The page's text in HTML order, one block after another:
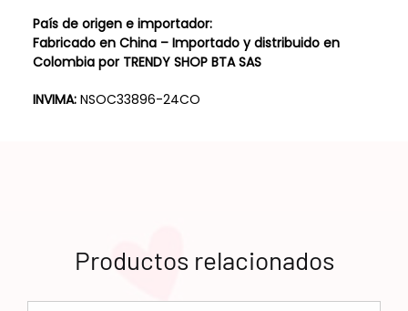
País de origen e importador:
Fabricado en China – Importado y distribuido en
Colombia por TRENDY SHOP BTA SAS
INVIMA:NSOC33896-24CO
Productos relacionados